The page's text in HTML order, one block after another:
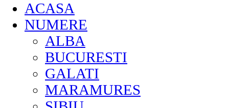
ACASA
NUMERE
ALBA
BUCURESTI
GALATI
MARAMURES